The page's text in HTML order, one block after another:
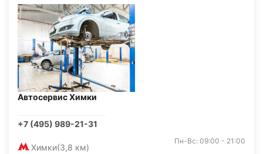
Автосервис Химки
+7 (495) 989-21-31
Химки(3,8 км)
Пн-Вс: 09:00 - 21:00